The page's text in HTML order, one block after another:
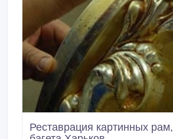
Реставрация картинных рам,